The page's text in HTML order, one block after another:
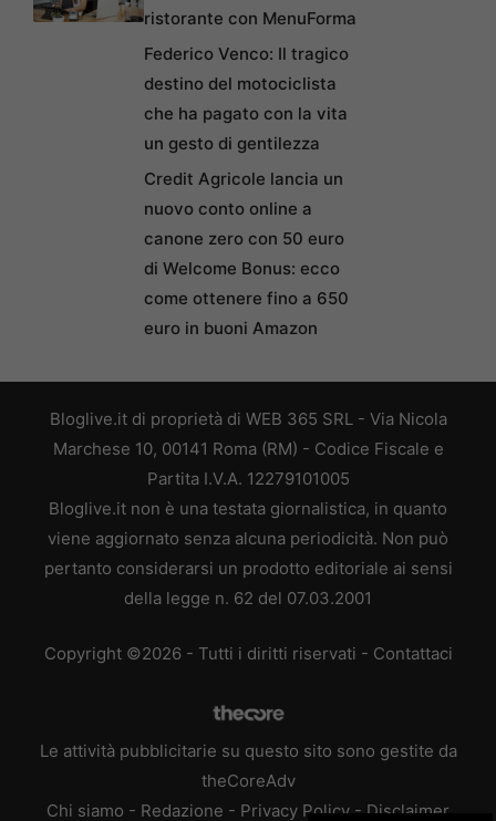
ristorante con MenuForma
Federico Venco: Il tragico
destino del motociclista
che ha pagato con la vita
un gesto di gentilezza
Credit Agricole lancia un
nuovo conto online a
canone zero con 50 euro
di Welcome Bonus: ecco
come ottenere fino a 650
euro in buoni Amazon
Bloglive.it di proprietà di WEB 365 SRL - Via Nicola
Marchese 10, 00141 Roma (RM) - Codice Fiscale e
Partita I.V.A. 12279101005
Bloglive.it non è una testata giornalistica, in quanto
viene aggiornato senza alcuna periodicità. Non può
pertanto considerarsi un prodotto editoriale ai sensi
della legge n. 62 del 07.03.2001
Copyright ©2026 - Tutti i diritti riservati - Contattaci
Le attività pubblicitarie su questo sito sono gestite da
theCoreAdv
Chi siamo - Redazione - Privacy Policy - Disclaimer